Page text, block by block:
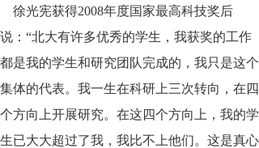
徐光宪获得2008年度国家最高科技奖后
说：“北大有许多优秀的学生，我获奖的工作
都是我的学生和研究团队完成的，我只是这个
集体的代表。我一生在科研上三次转向，在四
个方向上开展研究。在这四个方向上，我的学
生已大大超过了我，我比不上他们。这是真心